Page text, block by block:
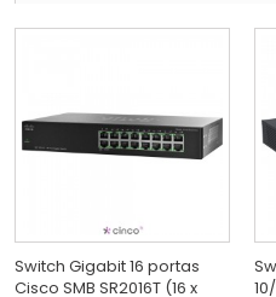
Switch Gigabit 16 portas
Cisco SMB SR2016T (16 x